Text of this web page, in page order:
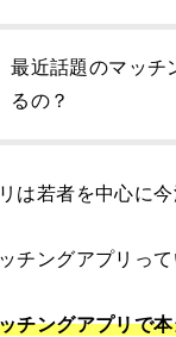
最近話題のマッチ
るの？
は若者を中心に
チングアプリっ
チングアプリで